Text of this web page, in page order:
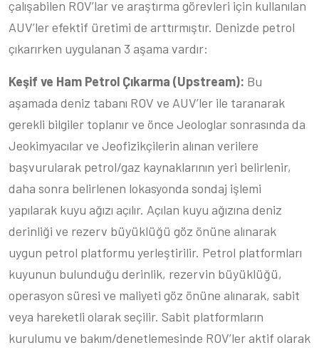
çalışabilen ROV’lar ve araştırma görevleri için kullanılan
AUV’ler efektif üretimi de arttırmıştır. Denizde petrol
çıkarırken uygulanan 3 aşama vardır:
Keşif ve Ham Petrol Çıkarma (Upstream): Bu
aşamada deniz tabanı ROV ve AUV’ler ile taranarak
gerekli bilgiler toplanır ve önce Jeologlar sonrasında da
Jeokimyacılar ve Jeofizikçilerin alınan verilere
başvurularak petrol/gaz kaynaklarının yeri belirlenir,
daha sonra belirlenen lokasyonda sondaj işlemi
yapılarak kuyu ağızı açılır. Açılan kuyu ağızına deniz
derinliği ve rezerv büyüklüğü göz önüne alınarak
uygun petrol platformu yerleştirilir. Petrol platformları
kuyunun bulunduğu derinlik, rezervin büyüklüğü,
operasyon süresi ve maliyeti göz önüne alınarak, sabit
veya hareketli olarak seçilir. Sabit platformların
kurulumu ve bakım/denetlemesinde ROV’ler aktif olarak